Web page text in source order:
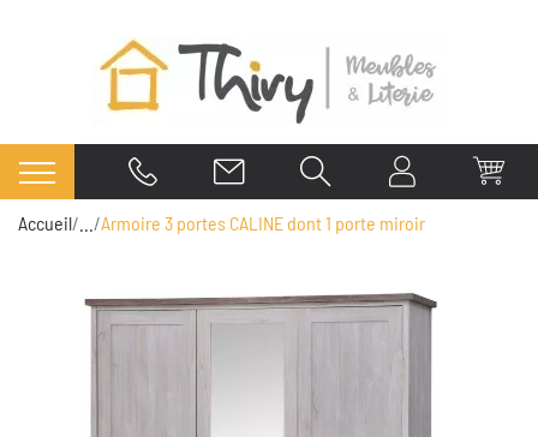
Accueil Armoire 3 portes CALINE dont 1 porte miroir